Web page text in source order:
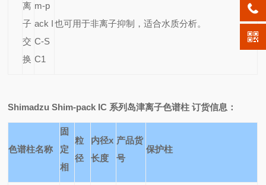
离
子
交
换
m-p
ack I
C-S
C1
也可用于非离子抑制，适合水质分析。
Shimadzu Shim-pack IC 系列岛津离子色谱柱 订货信息：
色谱柱名称
固
定
相
粒
径
内径x
长度
产品货
号
保护柱